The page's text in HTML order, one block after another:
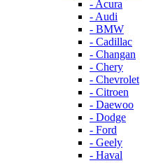
- Acura
- Audi
- BMW
- Cadillac
- Changan
- Chery
- Chevrolet
- Citroen
- Daewoo
- Dodge
- Ford
- Geely
- Haval